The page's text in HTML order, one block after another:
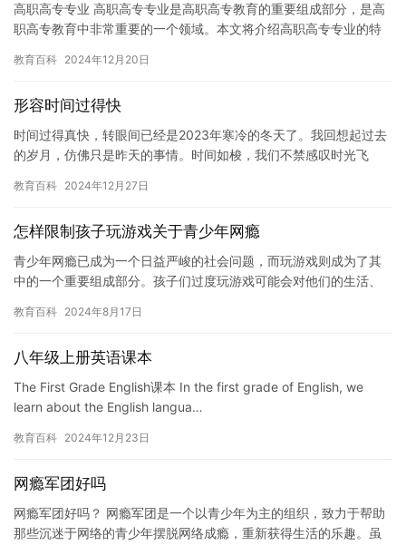
高职高专专业 高职高专专业是高职高专教育的重要组成部分，是高
职高专教育中非常重要的一个领域。本文将介绍高职高专专业的特
高…
教育百科 2024年12月20日
形容时间过得快
时间过得真快，转眼间已经是2023年寒冷的冬天了。我回想起过去
的岁月，仿佛只是昨天的事情。时间如梭，我们不禁感叹时光飞
我…
教育百科 2024年12月27日
怎样限制孩子玩游戏关于青少年网瘾
青少年网瘾已成为一个日益严峻的社会问题，而玩游戏则成为了其
中的一个重要组成部分。孩子们过度玩游戏可能会对他们的生活、
年网瘾…
教育百科 2024年8月17日
八年级上册英语课本
The First Grade English课本 In the first grade of English, we
learn about the English langua…
教育百科 2024年12月23日
网瘾军团好吗
网瘾军团好吗？ 网瘾军团是一个以青少年为主的组织，致力于帮助
那些沉迷于网络的青少年摆脱网络成瘾，重新获得生活的乐趣。虽